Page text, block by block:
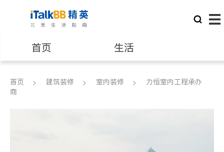
首页 生活
医生 律师
首页 建筑装修 室内装修
力恒室内工程承办
商